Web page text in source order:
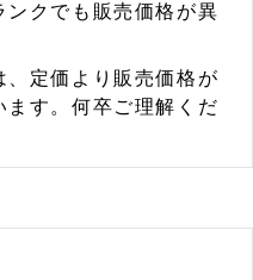
クでも販売価格が異
、定価より販売価格が
す。何卒ご理解くだ